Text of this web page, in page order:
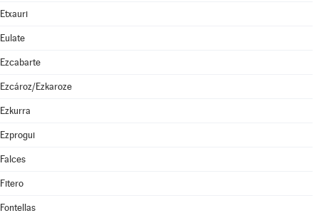
Etxauri
Eulate
Ezcabarte
Ezcároz/Ezkaroze
Ezkurra
Ezprogui
Falces
Fitero
Fontellas